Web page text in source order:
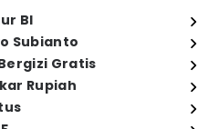
BI
Subianto
Gratis
Rupiah